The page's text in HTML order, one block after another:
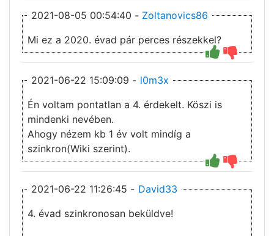
2021-08-05 00:54:40 - Zoltanovics86
Mi ez a 2020. évad pár perces részekkel?
2021-06-22 15:09:09 - l0m3x
Én voltam pontatlan a 4. érdekelt. Köszi is
mindenki nevében.
Ahogy nézem kb 1 év volt mindíg a
szinkron(Wiki szerint).
2021-06-22 11:26:45 - David33
4. évad szinkronosan beküldve!